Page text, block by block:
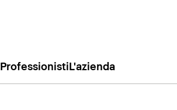
Professionisti L'azienda